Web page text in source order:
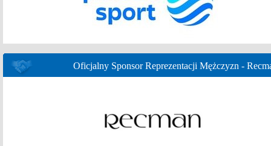
Oficjalny Sponsor Reprezentacji Mężczyzn -